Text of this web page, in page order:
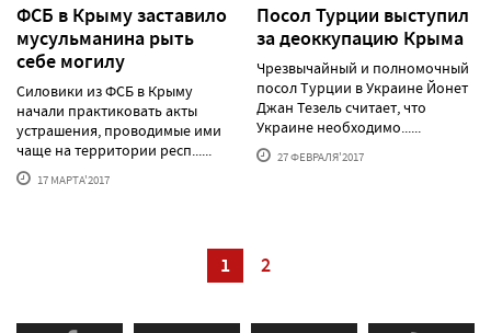
ФСБ в Крыму заставило
мусульманина рыть
себе могилу
Силовики из ФСБ в Крыму
начали практиковать акты
устрашения, проводимые ими
чаще на территории респ......
17 МАРТА'2017
Посол Турции выступил
за деоккупацию Крыма
Чрезвычайный и полномочный
посол Турции в Украине Йонет
Джан Тезель считает, что
Украине необходимо......
27 ФЕВРАЛЯ'2017
1 2